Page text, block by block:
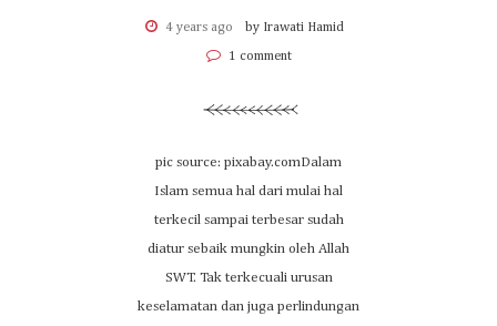
4 years ago by Irawati Hamid
1 comment
pic source: pixabay.comDalam
Islam semua hal dari mulai hal
terkecil sampai terbesar sudah
diatur sebaik mungkin oleh Allah
SWT. Tak terkecuali urusan
keselamatan dan juga perlindungan